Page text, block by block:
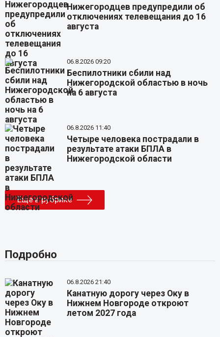
Нижегородцев предупредили об
отключениях телевещания до 16
августа
06.8.2026 09:20
Беспилотники сбили над
Нижегородской областью в ночь
на 6 августа
06.8.2026 11:40
Четыре человека пострадали в
результате атаки БПЛА в
Нижегородской области
Еще в рубрике
Подробно
06.8.2026 21:40
Канатную дорогу через Оку в
Нижнем Новгороде откроют
летом 2027 года